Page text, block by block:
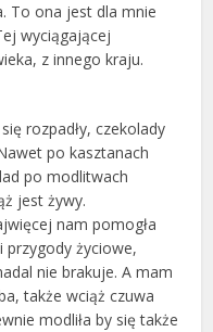
To ona jest dla mnie
wyciągającej
z innego kraju.
rozpadły, czekolady
po kasztanach
po modlitwach
jest żywy.
nam pomogła
przygody życiowe,
nie brakuje. A mam
także wciąż czuwa
modliła by się także